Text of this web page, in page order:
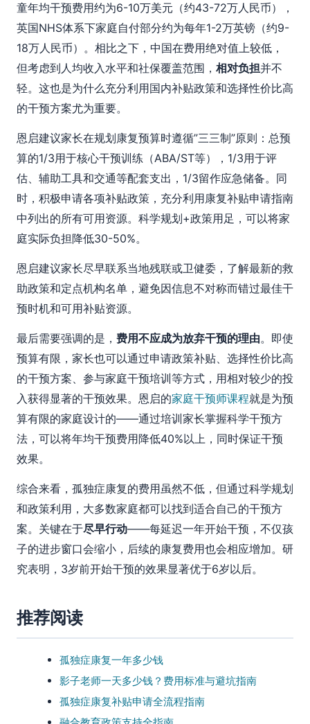
童年均干预费用约为6-10万美元（约43-72万人民币），
英国NHS体系下家庭自付部分约为每年1-2万英镑（约9-
18万人民币）。相比之下，中国在费用绝对值上较低，
但考虑到人均收入水平和社保覆盖范围， 相对负担并不
轻。这也是为什么充分利用国内补贴政策和选择性价比高
的干预方案尤为重要。
恩启建议家长在规划康复预算时遵循”三三制”原则：总预
算的1/3用于核心干预训练（ABA/ST等），1/3用于评
估、辅助工具和交通等配套支出，1/3留作应急储备。同
时，积极申请各项补贴政策，充分利用康复补贴申请指南
中列出的所有可用资源。科学规划+政策用足，可以将家
庭实际负担降低30-50%。
恩启建议家长尽早联系当地残联或卫健委，了解最新的救
助政策和定点机构名单，避免因信息不对称而错过最佳干
预时机和可用补贴资源。
最后需要强调的是， 费用不应成为放弃干预的理由。即使
预算有限，家长也可以通过申请政策补贴、选择性价比高
的干预方案、参与家庭干预培训等方式，用相对较少的投
入获得显著的干预效果。恩启的家庭干预师课程就是为预
算有限的家庭设计的——通过培训家长掌握科学干预方
法，可以将年均干预费用降低40%以上，同时保证干预
效果。
综合来看，孤独症康复的费用虽然不低，但通过科学规划
和政策利用，大多数家庭都可以找到适合自己的干预方
案。关键在于尽早行动——每延迟一年开始干预，不仅孩
子的进步窗口会缩小，后续的康复费用也会相应增加。研
究表明，3岁前开始干预的效果显著优于6岁以后。
推荐阅读
孤独症康复一年多少钱
影子老师一天多少钱？费用标准与避坑指南
孤独症康复补贴申请全流程指南